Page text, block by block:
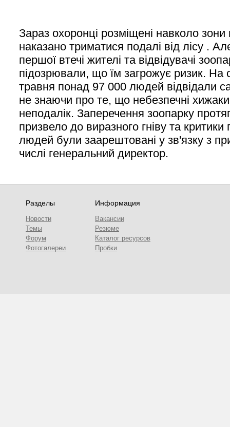
Зараз охоронці розміщені навколо
наказано триматися подалі від лісу .
першої втечі жителі та відвідувачі
підозрювали, що їм загрожує ризик. На
травня понад 97 000 людей відвідали
не знаючи про те, що небезпечні
неподалік. Заперечення зоопарку
призвело до виразного гніву та критики
людей були заарештовані у зв'язку з
числі генеральний директор.
Разделы
Новости
Темы
Форум
Фотогалереи
Информация
Вакансии
Резюме
Каталог ресурсов
Пробки